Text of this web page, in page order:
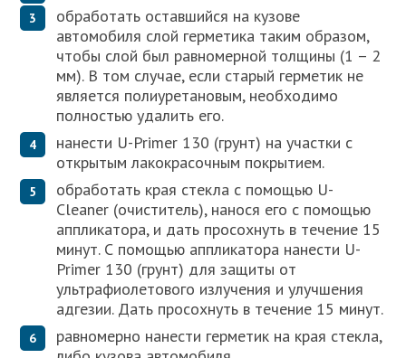
обработать оставшийся на кузове
автомобиля слой герметика таким образом,
чтобы слой был равномерной толщины (1 – 2
мм). В том случае, если старый герметик не
является полиуретановым, необходимо
полностью удалить его.
нанести U-Primer 130 (грунт) на участки с
открытым лакокрасочным покрытием.
обработать края стекла с помощью U-
Cleaner (очиститель), нанося его с помощью
аппликатора, и дать просохнуть в течение 15
минут. С помощью аппликатора нанести U-
Primer 130 (грунт) для защиты от
ультрафиолетового излучения и улучшения
адгезии. Дать просохнуть в течение 15 минут.
равномерно нанести герметик на края стекла,